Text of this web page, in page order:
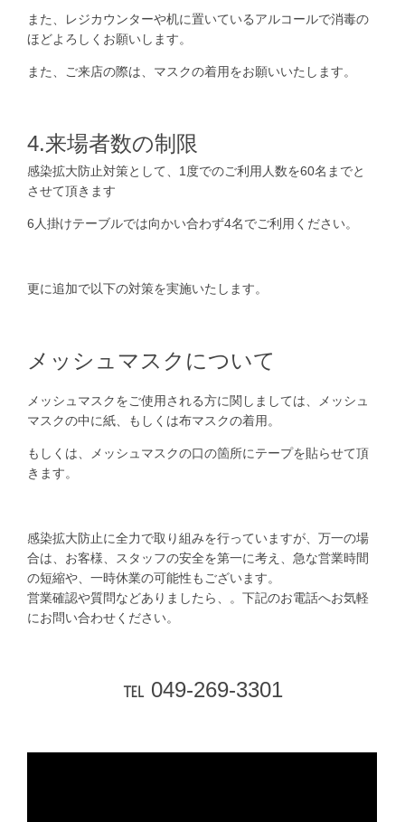
また、レジカウンターや机に置いているアルコールで消毒の
ほどよろしくお願いします。
また、ご来店の際は、マスクの着用をお願いいたします。
4.来場者数の制限
感染拡大防止対策として、1度でのご利用人数を60名までと
させて頂きます
6人掛けテーブルでは向かい合わず4名でご利用ください。
更に追加で以下の対策を実施いたします。
メッシュマスクについて
メッシュマスクをご使用される方に関しましては、メッシュ
マスクの中に紙、もしくは布マスクの着用。
もしくは、メッシュマスクの口の箇所にテープを貼らせて頂
きます。
感染拡大防止に全力で取り組みを行っていますが、万一の場
合は、お客様、スタッフの安全を第一に考え、急な営業時間
の短縮や、一時休業の可能性もございます。
営業確認や質問などありましたら、。下記のお電話へお気軽
にお問い合わせください。
℡ 049-269-3301